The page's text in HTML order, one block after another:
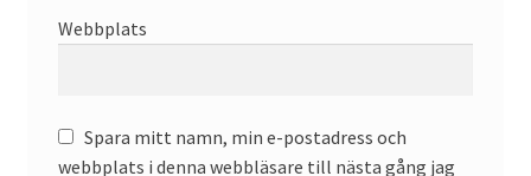
Webbplats
Spara mitt namn, min e-postadress och
webbplats i denna webbläsare till nästa gång jag